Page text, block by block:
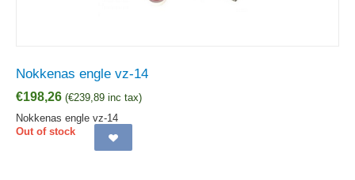
Nokkenas engle vz-14
€198,26 (€239,89 inc tax)
Nokkenas engle vz-14
Out of stock